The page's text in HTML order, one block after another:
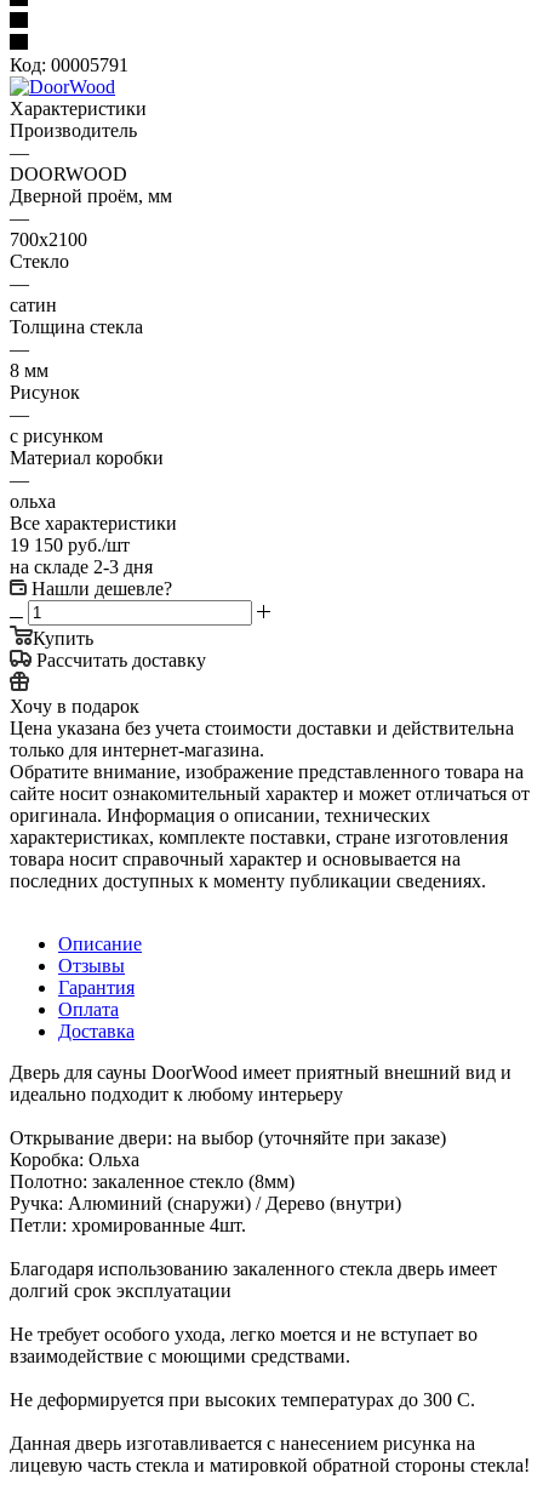
Код: 00005791
Характеристики
Производитель
—
DOORWOOD
Дверной проём, мм
—
700х2100
Стекло
—
сатин
Толщина стекла
—
8 мм
Рисунок
—
с рисунком
Материал коробки
—
ольха
Все характеристики
19 150 руб./шт
на складе 2-3 дня
Нашли дешевле?
Купить
Рассчитать доставку
Хочу в подарок
Цена указана без учета стоимости доставки и действительна
только для интернет-магазина.
Обратите внимание, изображение представленного товара на
сайте носит ознакомительный характер и может отличаться от
оригинала. Информация о описании, технических
характеристиках, комплекте поставки, стране изготовления
товара носит справочный характер и основывается на
последних доступных к моменту публикации сведениях.
Описание
Отзывы
Гарантия
Оплата
Доставка
Дверь для сауны DoorWood имеет приятный внешний вид и
идеально подходит к любому интерьеру
Открывание двери: на выбор (уточняйте при заказе)
Коробка: Ольха
Полотно: закаленное стекло (8мм)
Ручка: Алюминий (снаружи) / Дерево (внутри)
Петли: хромированные 4шт.
Благодаря использованию закаленного стекла дверь имеет
долгий срок эксплуатации
Не требует особого ухода, легко моется и не вступает во
взаимодействие с моющими средствами.
Не деформируется при высоких температурах до 300 С.
Данная дверь изготавливается с нанесением риcунка на
лицевую часть стекла и матировкой обратной стороны стекла!